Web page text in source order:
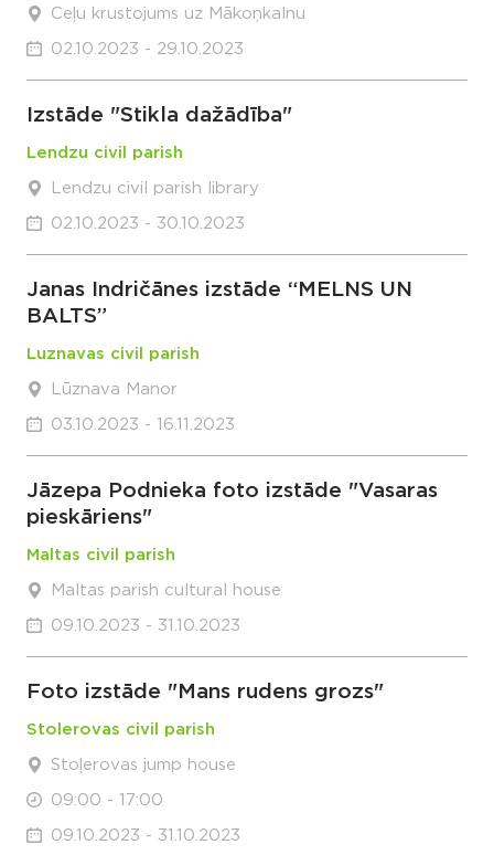
Ceļu krustojums uz Mākoņkalnu
02.10.2023 - 29.10.2023
Izstāde "Stikla dažādība"
Lendzu civil parish
Lendzu civil parish library
02.10.2023 - 30.10.2023
Janas Indričānes izstāde “MELNS UN
BALTS”
Luznavas civil parish
Lūznava Manor
03.10.2023 - 16.11.2023
Jāzepa Podnieka foto izstāde "Vasaras
pieskāriens"
Maltas civil parish
Maltas parish cultural house
09.10.2023 - 31.10.2023
Foto izstāde "Mans rudens grozs"
Stolerovas civil parish
Stoļerovas jump house
09:00 - 17:00
09.10.2023 - 31.10.2023